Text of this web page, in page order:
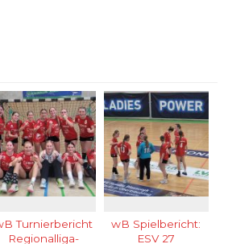
Turnierbericht
Regionalliga-
wB Spielbericht:
ESV 27